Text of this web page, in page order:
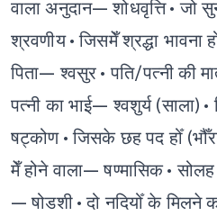
वाला अनुदान— शोधवृत्ति • जो
श्रवणीय • जिसमेँ श्रद्धा भावना
पिता— श्वसुर • पति/पत्नी की
पत्नी का भाई— श्वशुर्य (साला)
षट्कोण • जिसके छह पद होँ
मेँ होने वाला— षण्मासिक •
— षोडशी • दो नदियोँ के